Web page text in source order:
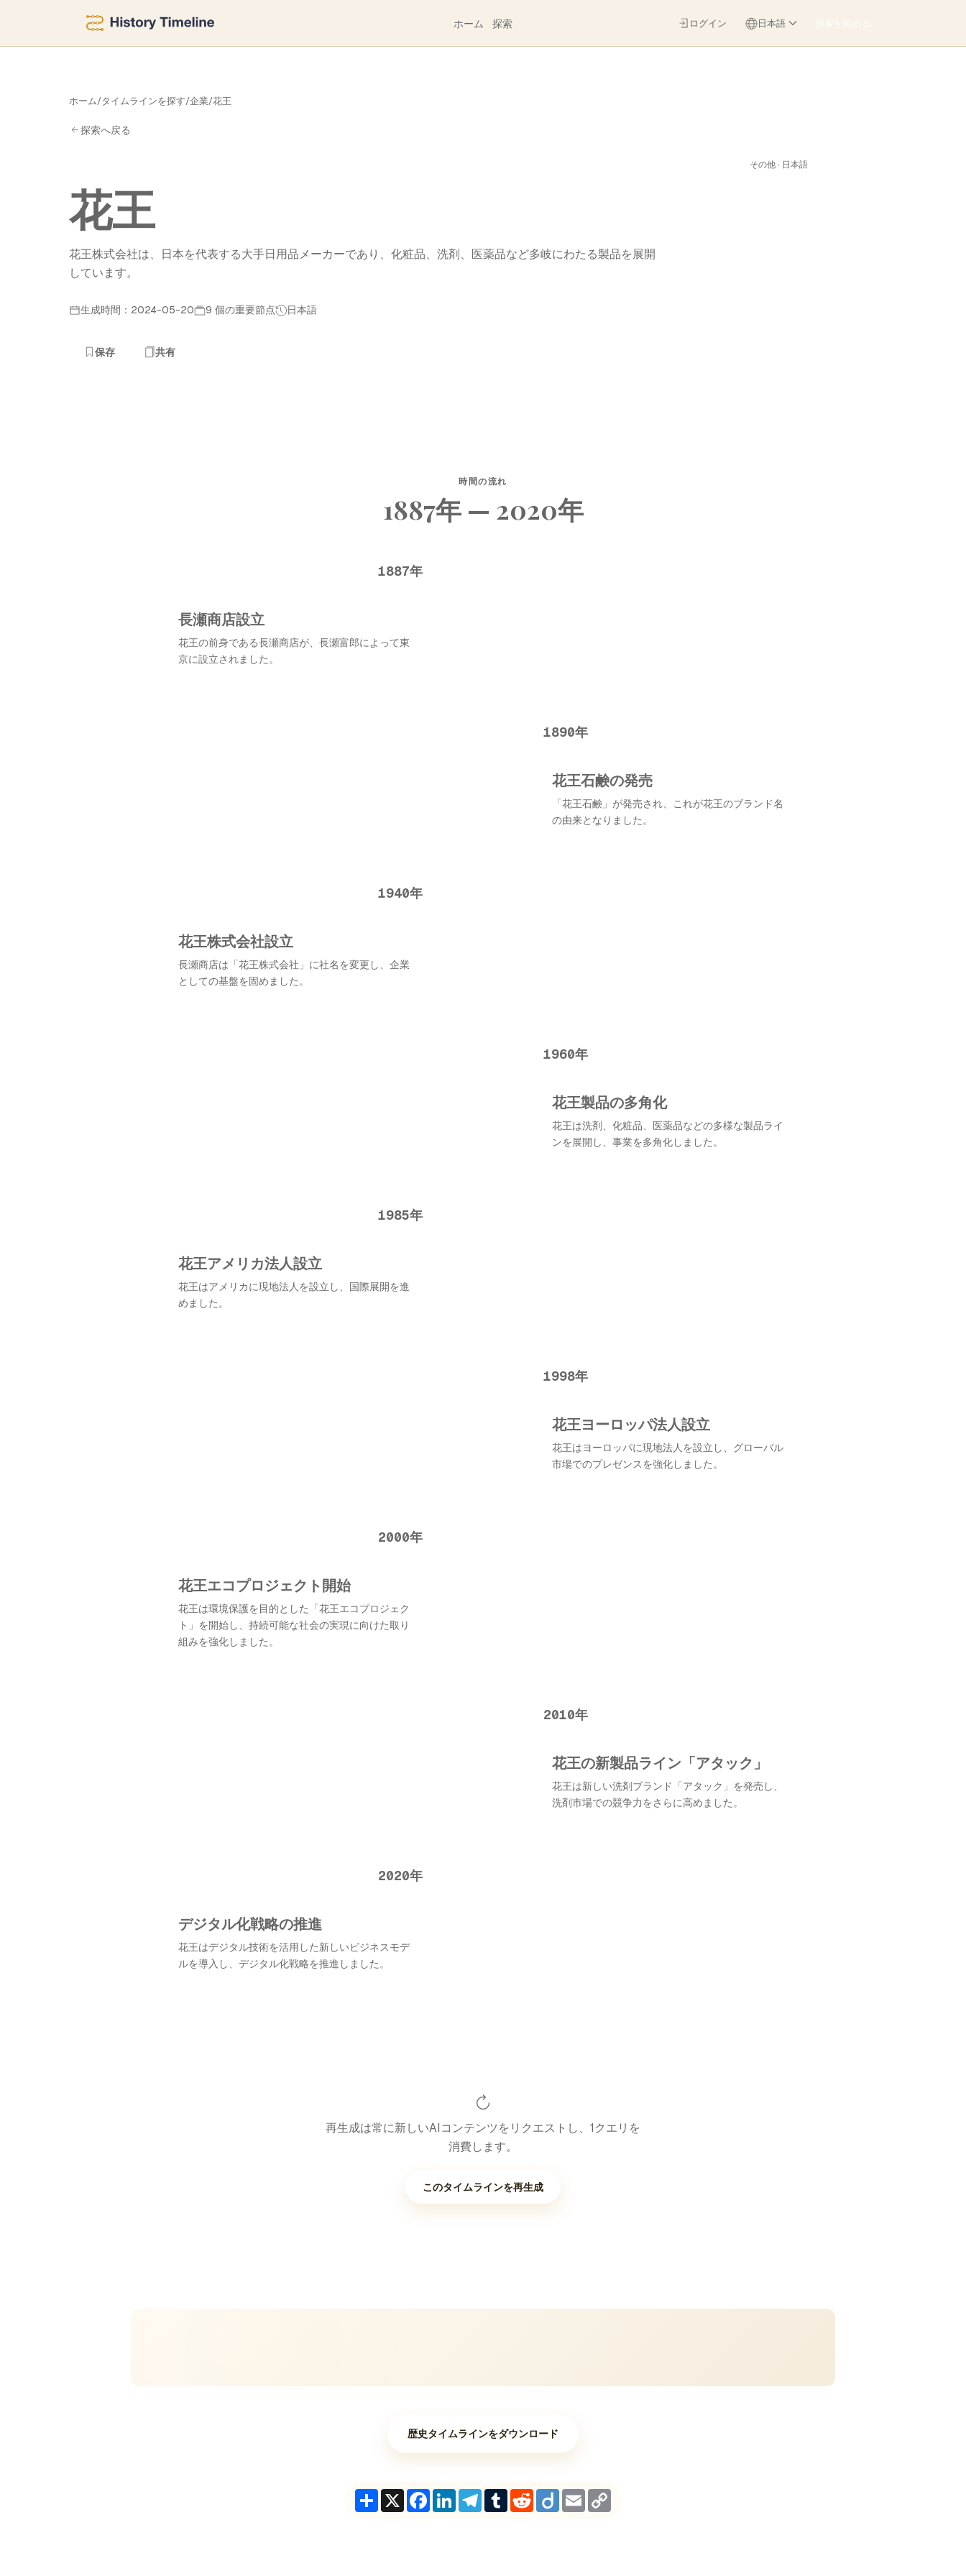
ホーム 探索 探索を始める
ログイン 日本語
ホーム/タイムラインを探す/企業/花王
探索へ戻る
その他 · 日本語
花王
花王株式会社は、日本を代表する大手日用品メーカーであり、化粧品、洗剤、医薬品など多岐にわたる製品を展開
しています。
生成時間：2024-05-20 9 個の重要節点 日本語
保存 共有
時間の流れ
1887年 — 2020年
1887年
長瀬商店設立
花王の前身である長瀬商店が、長瀬富郎によって東
京に設立されました。
1890年
花王石鹸の発売
「花王石鹸」が発売され、これが花王のブランド名
の由来となりました。
1940年
花王株式会社設立
長瀬商店は「花王株式会社」に社名を変更し、企業
としての基盤を固めました。
1960年
花王製品の多角化
花王は洗剤、化粧品、医薬品などの多様な製品ライ
ンを展開し、事業を多角化しました。
1985年
花王アメリカ法人設立
花王はアメリカに現地法人を設立し、国際展開を進
めました。
1998年
花王ヨーロッパ法人設立
花王はヨーロッパに現地法人を設立し、グローバル
市場でのプレゼンスを強化しました。
2000年
花王エコプロジェクト開始
花王は環境保護を目的とした「花王エコプロジェク
ト」を開始し、持続可能な社会の実現に向けた取り
組みを強化しました。
2010年
花王の新製品ライン「アタック」
花王は新しい洗剤ブランド「アタック」を発売し、
洗剤市場での競争力をさらに高めました。
2020年
デジタル化戦略の推進
花王はデジタル技術を活用した新しいビジネスモデ
ルを導入し、デジタル化戦略を推進しました。
再生成は常に新しいAIコンテンツをリクエストし、1クエリを
消費します。
このタイムラインを再生成
歴史タイムラインをダウンロード
ShareX Facebook
LinkedInTelegram
TumblrRedditDiigoEmail